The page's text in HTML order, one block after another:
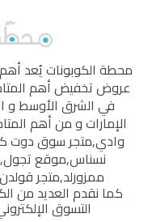
محطة الكوبوناتيُعد
عروض تخفيض أهم
في الشرق الأوسط و
الإمارات و من أهم
وادي,متجر سوق دوت
نسناس,موقع تجول,
ممزورلد,متجر
كما نقدم العديد من
التسوق